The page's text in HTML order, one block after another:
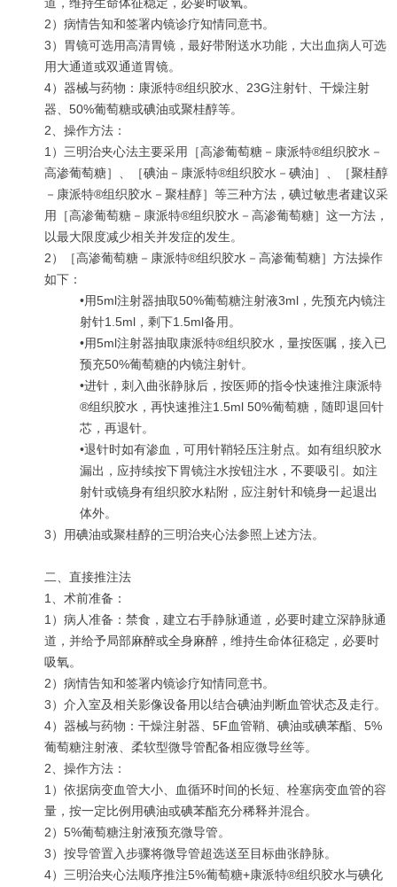
道，维持生命体征稳定，必要时吸氧。
2）病情告知和签署内镜诊疗知情同意书。
3）胃镜可选用高清胃镜，最好带附送水功能，大出血病人可选
用大通道或双通道胃镜。
4）器械与药物：康派特®组织胶水、23G注射针、干燥注射
器、50%葡萄糖或碘油或聚桂醇等。
2、操作方法：
1）三明治夹心法主要采用［高渗葡萄糖－康派特®组织胶水－
高渗葡萄糖］、［碘油－康派特®组织胶水－碘油］、［聚桂醇
－康派特®组织胶水－聚桂醇］等三种方法，碘过敏患者建议采
用［高渗葡萄糖－康派特®组织胶水－高渗葡萄糖］这一方法，
以最大限度减少相关并发症的发生。
2）［高渗葡萄糖－康派特®组织胶水－高渗葡萄糖］方法操作
如下：
•用5ml注射器抽取50%葡萄糖注射液3ml，先预充内镜注
射针1.5ml，剩下1.5ml备用。
•用5ml注射器抽取康派特®组织胶水，量按医嘱，接入已
预充50%葡萄糖的内镜注射针。
•进针，刺入曲张静脉后，按医师的指令快速推注康派特
®组织胶水，再快速推注1.5ml 50%葡萄糖，随即退回针
芯，再退针。
•退针时如有渗血，可用针鞘轻压注射点。如有组织胶水
漏出，应持续按下胃镜注水按钮注水，不要吸引。如注
射针或镜身有组织胶水粘附，应注射针和镜身一起退出
体外。
3）用碘油或聚桂醇的三明治夹心法参照上述方法。
二、直接推注法
1、术前准备：
1）病人准备：禁食，建立右手静脉通道，必要时建立深静脉通
道，并给予局部麻醉或全身麻醉，维持生命体征稳定，必要时
吸氧。
2）病情告知和签署内镜诊疗知情同意书。
3）介入室及相关影像设备用以结合碘油判断血管状态及走行。
4）器械与药物：干燥注射器、5F血管鞘、碘油或碘苯酯、5%
葡萄糖注射液、柔软型微导管配备相应微导丝等。
2、操作方法：
1）依据病变血管大小、血循环时间的长短、栓塞病变血管的容
量，按一定比例用碘油或碘苯酯充分稀释并混合。
2）5%葡萄糖注射液预充微导管。
3）按导管置入步骤将微导管超选送至目标曲张静脉。
4）三明治夹心法顺序推注5%葡萄糖+康派特®组织胶水与碘化